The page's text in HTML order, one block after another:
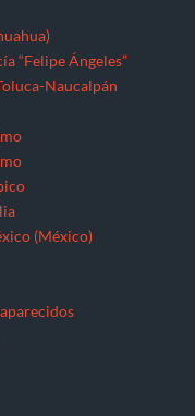
“Felipe Ángeles”
Naucalpán
(México)